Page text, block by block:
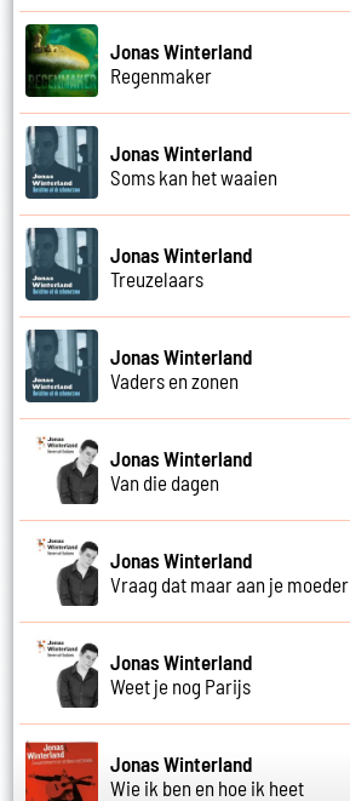
Jonas Winterland
Regenmaker
Jonas Winterland
Soms kan het waaien
Jonas Winterland
Treuzelaars
Jonas Winterland
Vaders en zonen
Jonas Winterland
Van die dagen
Jonas Winterland
Vraag dat maar aan je moeder
Jonas Winterland
Weet je nog Parijs
Jonas Winterland
Wie ik ben en hoe ik heet